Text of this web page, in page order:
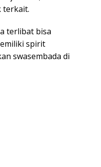
terkait.
terlibat bisa
spirit
swasembada di